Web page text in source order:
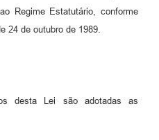
Regime Estatutário, conforme
24 de outubro de 1989.
desta Lei são adotadas as